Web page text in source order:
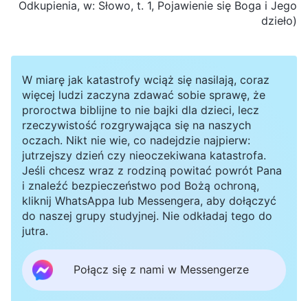
Odkupienia, w: Słowo, t. 1, Pojawienie się Boga i Jego
dzieło)
W miarę jak katastrofy wciąż się nasilają, coraz
więcej ludzi zaczyna zdawać sobie sprawę, że
proroctwa biblijne to nie bajki dla dzieci, lecz
rzeczywistość rozgrywająca się na naszych
oczach. Nikt nie wie, co nadejdzie najpierw:
jutrzejszy dzień czy nieoczekiwana katastrofa.
Jeśli chcesz wraz z rodziną powitać powrót Pana
i znaleźć bezpieczeństwo pod Bożą ochroną,
kliknij WhatsAppa lub Messengera, aby dołączyć
do naszej grupy studyjnej. Nie odkładaj tego do
jutra.
Połącz się z nami w Messengerze